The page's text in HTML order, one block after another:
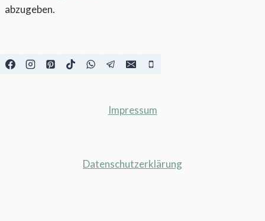
abzugeben.
Impressum
Datenschutzerklärung